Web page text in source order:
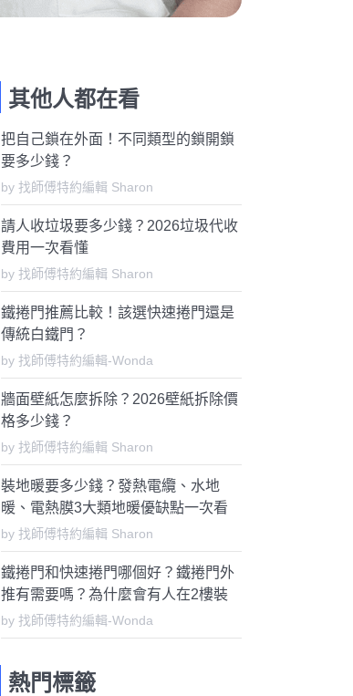
其他人都在看
把自己鎖在外面！不同類型的鎖開鎖
要多少錢？
by 找師傅特約編輯 Sharon
請人收垃圾要多少錢？2026垃圾代收
費用一次看懂
by 找師傅特約編輯 Sharon
鐵捲門推薦比較！該選快速捲門還是
傳統白鐵門？
by 找師傅特約編輯-Wonda
牆面壁紙怎麼拆除？2026壁紙拆除價
格多少錢？
by 找師傅特約編輯 Sharon
裝地暖要多少錢？發熱電纜、水地
暖、電熱膜3大類地暖優缺點一次看
懂
by 找師傅特約編輯 Sharon
鐵捲門和快速捲門哪個好？鐵捲門外
推有需要嗎？為什麼會有人在2樓裝
鐵捲門？
by 找師傅特約編輯-Wonda
熱門標籤